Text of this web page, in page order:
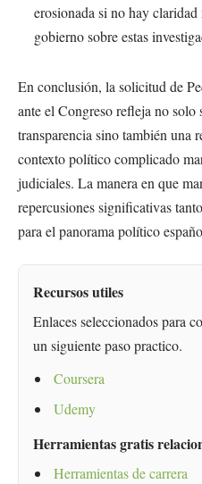
erosionada si no hay
gobierno sobre estas
En conclusión, la solicitud de
ante el Congreso refleja no solo
transparencia sino también una
contexto político complicado
judiciales. La manera en que
repercusiones significativas
para el panorama político
Recursos utiles
Enlaces seleccionados para
un siguiente paso practico.
Coursera
Udemy
Herramientas gratis
Herramientas de carrera